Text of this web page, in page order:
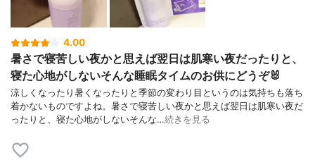
4.00
暑さで寝苦しい夜かと思えば翌日は肌寒い夜だったりと、
寝た心地がしないそんな睡眠タイムのお供にどうぞ🐰
涼しくなったり暑くなったりと季節の変わり目というのは気持ちも落ち
着かないものですよね。暑さで寝苦しい夜かと思えば翌日は肌寒い夜だ
ったりと、寝た心地がしないそんな…続きを見る